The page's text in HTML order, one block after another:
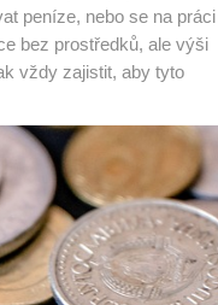
peníze, nebo se na práci
bez prostředků, ale výši
vždy zajistit, aby tyto